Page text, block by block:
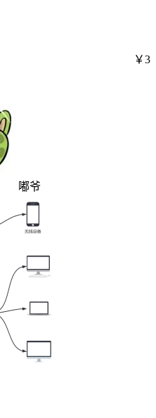
嘟爷
￥3